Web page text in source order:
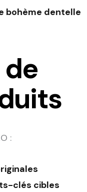
bohème dentelle
:
clés cibles